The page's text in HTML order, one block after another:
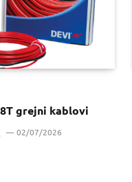
grejni kablovi
02/07/2026